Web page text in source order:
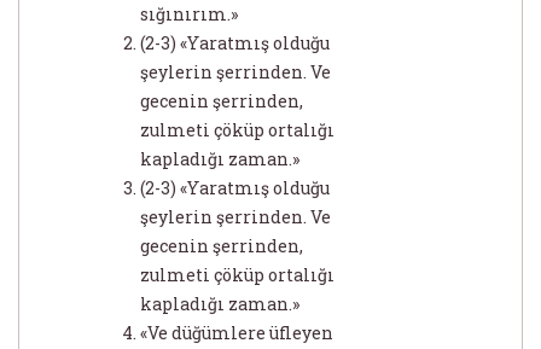
sığınırım.»
(2-3) «Yaratmış olduğu
şeylerin şerrinden. Ve
gecenin şerrinden,
zulmeti çöküp ortalığı
kapladığı zaman.»
(2-3) «Yaratmış olduğu
şeylerin şerrinden. Ve
gecenin şerrinden,
zulmeti çöküp ortalığı
kapladığı zaman.»
«Ve düğümlere üfleyen